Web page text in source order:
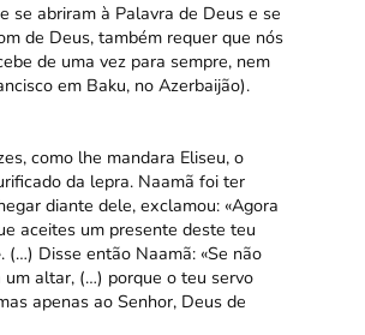
se abriram à Palavra de Deus e se
de Deus, também requer que nós
de uma vez para sempre, nem
em Baku, no Azerbaijão).
como lhe mandara Eliseu, o
da lepra. Naamã foi ter
diante dele, exclamou: «Agora
aceites um presente deste teu
(…) Disse então Naamã: «Se não
altar, (…) porque o teu servo
apenas ao Senhor, Deus de